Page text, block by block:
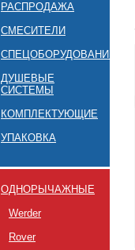
РАСПРОДАЖА
СМЕСИТЕЛИ
СПЕЦОБОРУДОВАНИЕ
ДУШЕВЫЕ
СИСТЕМЫ
КОМПЛЕКТУЮЩИЕ
УПАКОВКА
ОДНОРЫЧАЖНЫЕ
Werder
Rover